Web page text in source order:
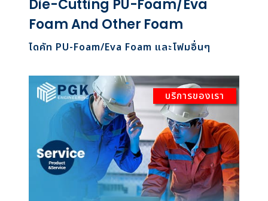
Die-Cutting PU-Foam/Eva
Foam And Other Foam
ไดคัท PU-Foam/Eva Foam และโฟมอื่นๆ
บริการของเรา